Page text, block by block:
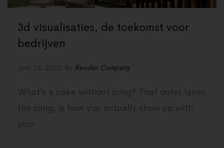
3d visualisaties, de toekomst voor
bedrijven
juni 15, 2023 by Render Company
What’s a cake without icing? That outer layer,
the icing, is how you actually show up with
your …